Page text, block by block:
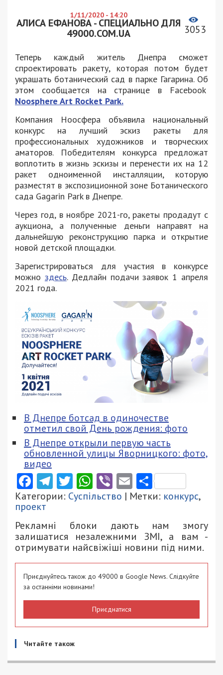
1/11/2020 - 14:20
АЛИСА ЕФАНОВА - СПЕЦИАЛЬНО ДЛЯ
49000.COM.UA
3053
Теперь каждый житель Днепра сможет
спроектировать ракету, которая потом будет
украшать ботанический сад в парке Гагарина. Об
этом сообщается на странице в Facebook
Noosphere Art Rocket Park.
Компания Ноосфера объявила национальный
конкурс на лучший эскиз ракеты для
профессиональных художников и творческих
аматоров. Победителям конкурса предложат
воплотить в жизнь эскизы и перенести их на 12
ракет одноименной инсталляции, которую
разместят в экспозиционной зоне Ботанического
сада Gagarin Park в Днепре.
Через год, в ноябре 2021-го, ракеты продадут с
аукциона, а полученные деньги направят на
дальнейшую реконструкцию парка и открытие
новой детской площадки.
Зарегистрироваться для участия в конкурсе
можно здесь. Дедлайн подачи заявок 1 апреля
2021 года.
В Днепре ботсад в одиночестве
отметил свой День рождения: фото
В Днепре открыли первую часть
обновленной улицы Яворницкого: фото,
видео
Facebook
Telegram
Twitter
WhatsApp
ViberEmail
Категории: Суспільство | Метки: конкурс,
проект
Рекламні блоки дають нам змогу
залишатися незалежними ЗМІ, а вам -
отримувати найсвіжіші новини під ними.
Приєднуйтесь також до 49000 в Google News. Слідкуйте
за останніми новинами!
Приєднатися
Читайте також